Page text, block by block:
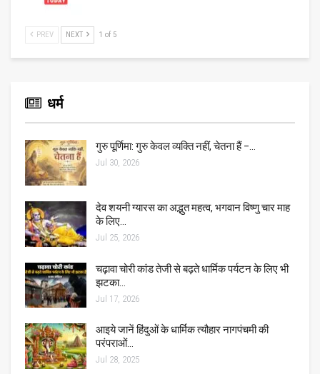
PREV NEXT 1 of 5
धर्म
गुरु पूर्णिमा: गुरु केवल व्यक्ति नहीं, चेतना हैं –…
Jul 30, 2026
देव शयनी ग्यारस का अद्भुत महत्व, भगवान विष्णु चार माह
के लिए…
Jul 25, 2026
चढ़ावा चोरी कांड तेजी से बढ़ते धार्मिक पर्यटन के लिए भी
झटका…
Jul 17, 2026
आइये जानें हिंदुओं के धार्मिक त्यौहार नागपंचमी की
परंपराओं…
Jul 28, 2025